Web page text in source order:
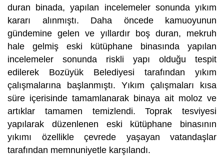
duran binada, yapılan incelemeler sonunda yıkım
kararı alınmıştı. Daha öncede kamuoyunun
gündemine gelen ve yıllardır boş duran, mekruh
hale gelmiş eski kütüphane binasında yapılan
incelemeler sonunda riskli yapı olduğu tespit
edilerek Bozüyük Belediyesi tarafından yıkım
çalışmalarına başlanmıştı. Yıkım çalışmaları kısa
süre içerisinde tamamlanarak binaya ait moloz ve
artıklar tamamen temizlendi. Toprak tesviyesi
yapılarak düzenlenen eski kütüphane binasının
yıkımı özellikle çevrede yaşayan vatandaşlar
tarafından memnuniyetle karşılandı.